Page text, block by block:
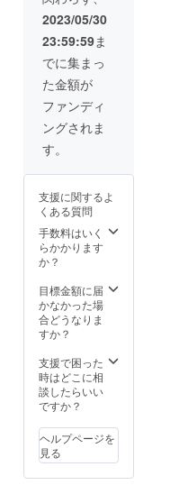
いただ
す。 ※
会場ま
での交
通費は
支援者
さまの
ご負担
※チラシ
のサイ
ズはA4
で3000
枚。印
刷いた
お送り
くださ
い。
途お知
らせい
たしま
す。送
途ご負
担くだ
さい）
のサイ
ズは横
1.8m×
縦0.9m
です。
※エンド
ロール
に掲載
するお
にご記
さい。
※企業ロ
ゴデー
タを掲
データ
はai形
式でお
い。 ※
ニック
ネーム
での掲
能で
す。
フレッ
ト ・フ
ライ
ヤー ・
DVD ②
大阪府
で開催
する試
写会の
送りし
③試写
会の会
場に
て、舞
の会社
や商品
のPRが
エンド
ロール
に掲載
するお
備考欄
にご記
入くだ
さい。
2023/05/30
23:59:59ま
でに集まっ
た金額が
ファンディ
ングされま
す。
支援に関するよ
くある質問
手数料はいく
らかかります
か？
目標金額に届
かなかった場
合どうなりま
すか？
支援で困った
時はどこに相
談したらいい
ですか？
ヘルプページを
見る